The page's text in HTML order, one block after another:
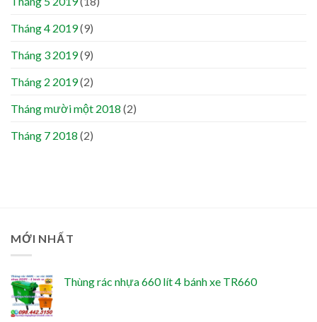
Tháng 4 2019(9)
Tháng 3 2019(9)
Tháng 2 2019(2)
Tháng mười một 2018 (2)
Tháng 7 2018 (2)
MỚI NHẤT
Thùng rác nhựa 660 lít 4 bánh xe TR660